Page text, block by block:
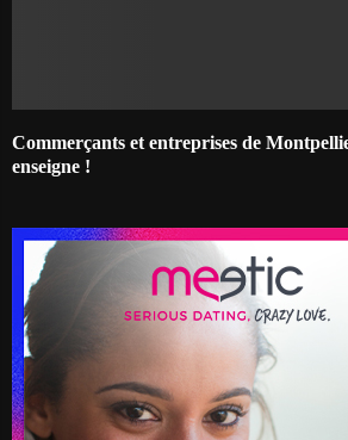
Commerçants et entreprises de
enseigne !